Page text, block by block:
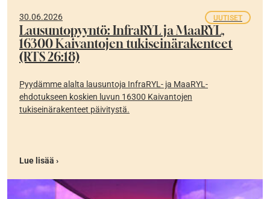
30.06.2026 UUTISET
Lausuntopyyntö: InfraRYL ja MaaRYL,
16300 Kaivantojen tukiseinärakenteet
(RTS 26:18)
Pyydämme alalta lausuntoja InfraRYL- ja MaaRYL-
ehdotukseen koskien luvun 16300 Kaivantojen
tukiseinärakenteet päivitystä.
Lue lisää ›